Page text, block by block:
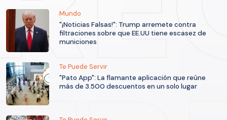
Mundo
"¡Noticias Falsas!": Trump arremete contra
filtraciones sobre que EE.UU tiene escasez de
municiones
Te Puede Servir
"Pato App": La flamante aplicación que reúne
más de 3.500 descuentos en un solo lugar